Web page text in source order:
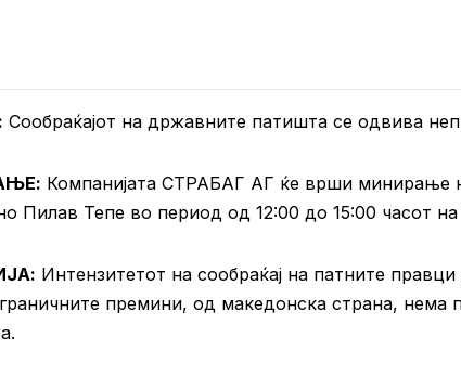
Сообраќајот на државните патишта се одвива
Компанијата СТРАБАГ АГ ќе врши
Пилав Тепе во период од 12:00 до 15:00 часот на
Интензитетот на сообраќај на патните
премини, од македонска страна, нема